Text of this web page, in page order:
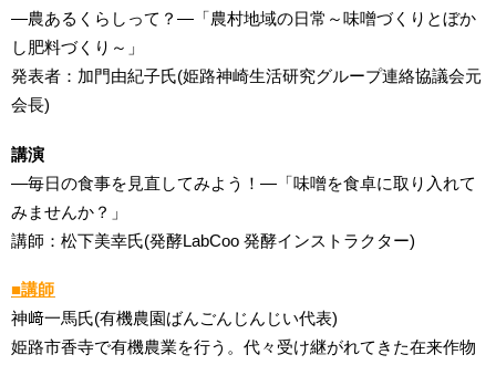
―農あるくらしって？―「農村地域の日常～味噌づくりとぼか
し肥料づくり～」
発表者：加門由紀子氏(姫路神崎生活研究グループ連絡協議会元
会長)
講演
―毎日の食事を見直してみよう！―「味噌を食卓に取り入れて
みませんか？」
講師：松下美幸氏(発酵LabCoo 発酵インストラクター)
■講師
神﨑一馬氏(有機農園ばんごんじんじい代表)
姫路市香寺で有機農業を行う。代々受け継がれてきた在来作物